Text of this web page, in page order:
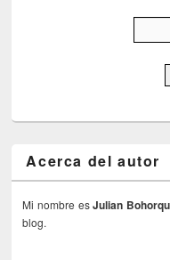
Acerca del autor
Mi nombre esJulian
blog.